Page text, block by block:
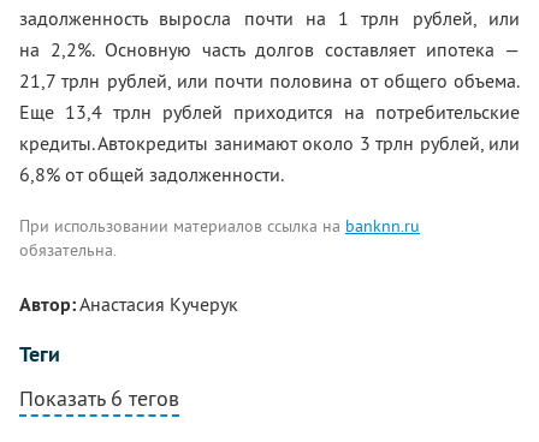
задолженность выросла почти на 1 трлн рублей, или
на 2,2%. Основную часть долгов составляет ипотека —
21,7 трлн рублей, или почти половина от общего объема.
Еще 13,4 трлн рублей приходится на потребительские
кредиты. Автокредиты занимают около 3 трлн рублей, или
6,8% от общей задолженности.
При использовании материалов ссылка на banknn.ru
обязательна.
Автор:Анастасия Кучерук
Теги
Показать 6 тегов